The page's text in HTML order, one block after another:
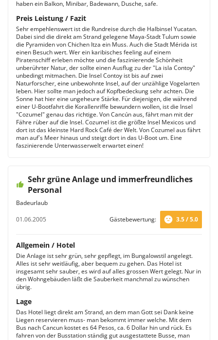
haben ein Balkon, Minibar, Badewann, Dusche, safe.
Preis Leistung / Fazit
Sehr empehlenswert ist die Rundreise durch die Halbinsel Yucatan.
Dabei sind die direkt am Strand gelegene Maya-Stadt Tulum sowie
die Pyramiden von Chichen Itza ein Muss. Auch die Stadt Mérida ist
einen Besuch wert. Wer ein karibisches feeling auf einem
Piratenschiff erleben möchte und die faszinierende Schönheit
unberührter Natur, der sollte einen Ausflug zu der "La isla Contoy"
unbedingt mitmachen. Die Insel Contoy ist bis auf zwei
Naturforscher, eine unbewohnte Insel, auf der unzählige Vogelarten
leben. Hier sollte man jedoch auf Kopfbedeckung sehr achten. Die
Sonne hat hier eine ungeheure Stärke. Für diejenigen, die während
einer U-Bootfahrt die Korallenriffe bewundern wollen, ist die Insel
"Cozumel" genau das richtige. Von Cancún aus, fährt man mit der
Fähre rüber auf die Insel. Cozumel ist die größte Insel Mexicos und
dort ist das kleinste Hard Rock Café der Welt. Von Cozumel aus fährt
man auf´s Meer hinaus und steigt dort in das U-Boot um. Eine
faszinierende Unterwasserwelt erwartet einen!
Sehr grüne Anlage und immerfreundliches
Personal
Badeurlaub
01.06.2005
Gästebewertung: 3.5 / 5.0
Allgemein / Hotel
Die Anlage ist sehr grün, sehr gepflegt, im Bungalowstil angelegt.
Alles ist sehr weitläufig, aber bequem zu gehen. Das Hotel ist
insgesamt sehr sauber, es wird auf alles grossen Wert gelegt. Nur in
den Wohngebäuden läßt die Sauberkeit manchmal zu wünschen
übrig.
Lage
Das Hotel liegt direkt am Strand, an dem man Gott sei Dank keine
Liegen reservieren muss- man bekommt immer welche. Mit dem
Bus nach Cancun kostet es 64 Pesos, ca. 6 Dollar hin und rück. Es
fahren von der Busstation ständig gut ausgestattete Busse, man